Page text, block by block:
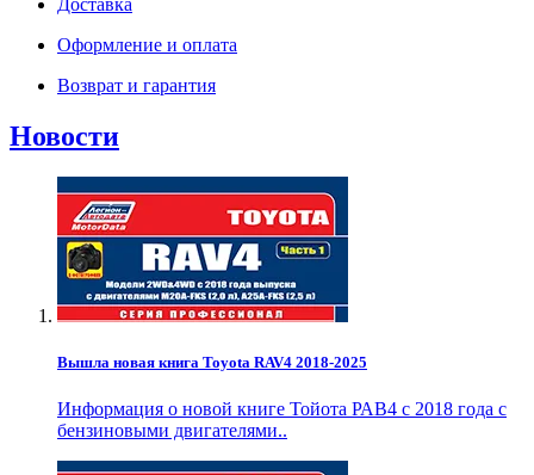
Оформление и оплата
Возврат и гарантия
Новости
Вышла новая книга Toyota RAV4 2018-2025
Информация о новой книге Тойота РАВ4 с 2018 года с
бензиновыми двигателями..